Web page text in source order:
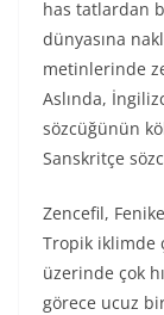
has tatlardan
dünyasına
metinlerinde
Aslında,
sözcüğünün
Sanskritçe
Zencefil,
Tropik iklimde
üzerinde çok
görece ucuz